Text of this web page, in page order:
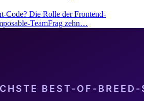
Code? Die Rolle der Frontend-
TeamFrag zehn…